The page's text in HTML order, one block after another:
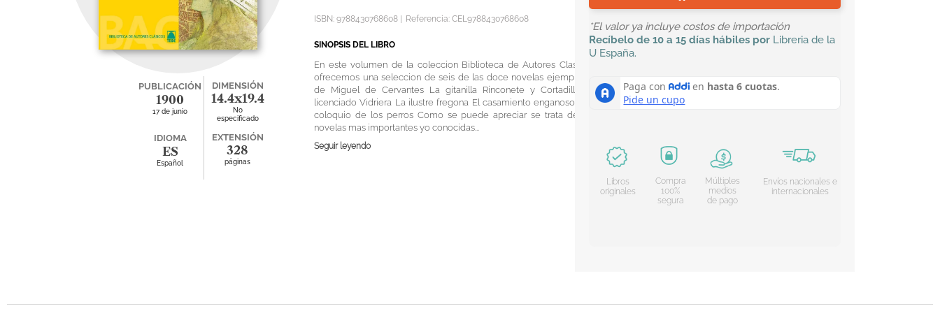
PUBLICACIÓN
1900
17 de junio
DIMENSIÓN
14.4x19.4
No
especificado
IDIOMA
ES
Español
EXTENSIÓN
328
páginas
ISBN: 9788430768608 Referencia: CEL9788430768608
SINOPSIS DEL LIBRO
En este volumen de la coleccion Biblioteca de Autores Clasicos
ofrecemos una seleccion de seis de las doce novelas ejemplares
de Miguel de Cervantes La gitanilla Rinconete y Cortadillo El
licenciado Vidriera La ilustre fregona El casamiento enganoso y El
coloquio de los perros Como se puede apreciar se trata de las
novelas mas importantes yo conocidas...
Seguir leyendo
*El valor ya incluye costos de importación
Recíbelo de 10 a 15 días hábiles por Libreria de la
U España.
Libros
originales
Compra
100%
segura
Múltiples
medios
de pago
Envíos nacionales e
internacionales